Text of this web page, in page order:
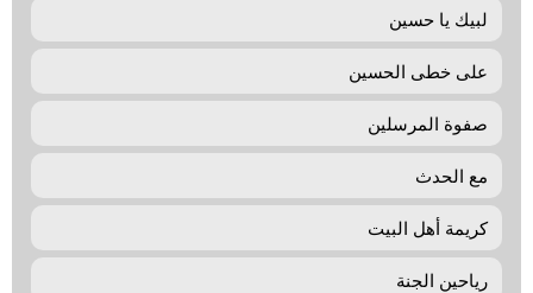
لبیك یا حسین
علی خطی الحسین
صفوة المرسلين
مع الحدث
كريمة أهل البيت
رياحين الجنة